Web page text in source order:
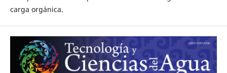
carga orgánica.